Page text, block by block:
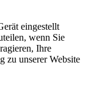
eingestellt
wenn Sie
Ihre
zu unserer Website